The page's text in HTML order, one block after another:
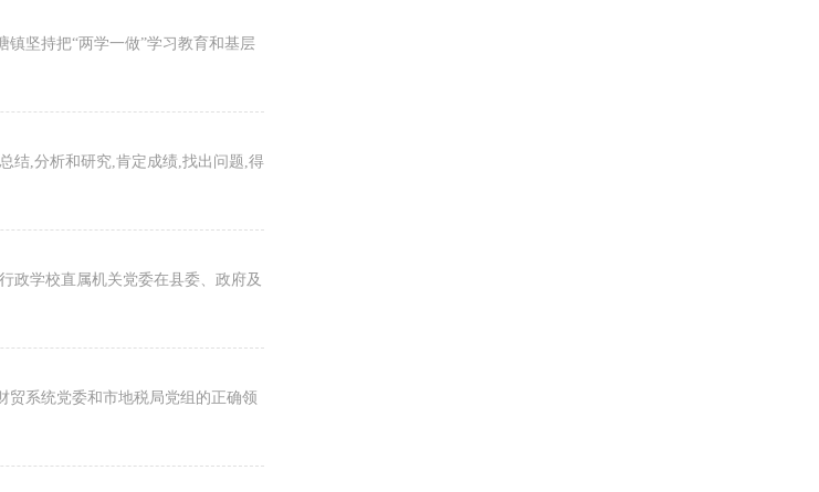
把“两学一做”学习教育和基层
和研究,肯定成绩,找出问题,得
校直属机关党委在县委、政府及
统党委和市地税局党组的正确领